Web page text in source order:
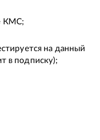
КМС;
на данный
в подписку);